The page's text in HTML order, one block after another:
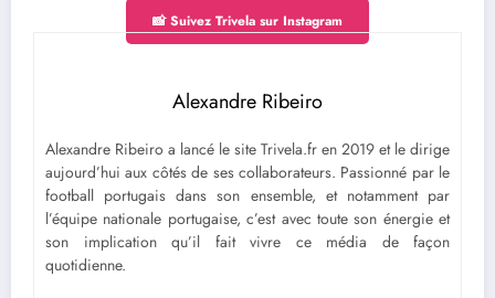
📸 Suivez Trivela sur Instagram
Alexandre Ribeiro
Alexandre Ribeiro a lancé le site Trivela.fr en 2019 et le dirige
aujourd’hui aux côtés de ses collaborateurs. Passionné par le
football portugais dans son ensemble, et notamment par
l’équipe nationale portugaise, c’est avec toute son énergie et
son implication qu’il fait vivre ce média de façon
quotidienne.